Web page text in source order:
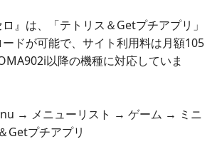
ロ』は、「テトリス＆Getプチアプリ」
ドが可能で、サイト利用料は月額105
以降の機種に対応していま
→ メニューリスト → ゲーム → ミニ
Getプチアプリ